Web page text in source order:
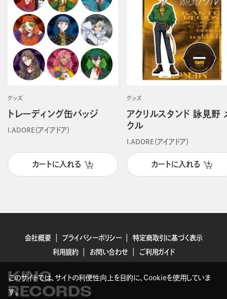
グッズ
トレーディング缶バッジ
I.ADORE（アイアドア）
カートに入れる
グッズ
アクリルスタンド 詠見野
クル
I.ADORE（アイアドア）
カートに入れる
会社概要 プライバシーポリシー
特定商取引に基づく表示
利用規約
お問い合わせ ご利用ガイド
KING
RECORDS
このサイトでは、サイトの利便性向上を目的に、Cookieを使用していま
す。